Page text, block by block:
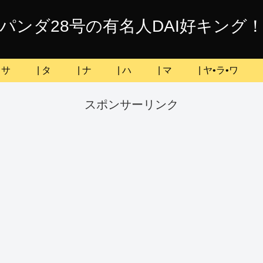
パンダ28号の有名人DAI好キング！
| サ | タ | ナ | ハ | マ | ヤ•ラ•ワ
スポンサーリンク